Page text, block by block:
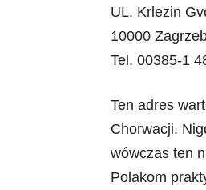
UL. Krlezin
10000
Tel. 00385-1
Ten adres
Chorwacji.
wówczas ten
Polakom